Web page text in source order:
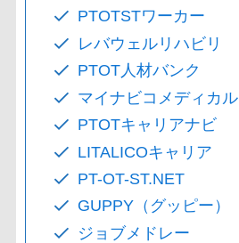
PTOTSTワーカー
レバウェルリハビリ
PTOT人材バンク
マイナビコメディカル
PTOTキャリアナビ
LITALICOキャリア
PT-OT-ST.NET
GUPPY（グッピー）
ジョブメドレー